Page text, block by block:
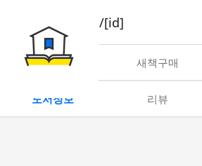
book/rent/[id]
대여 새책구매
도서정보 리뷰